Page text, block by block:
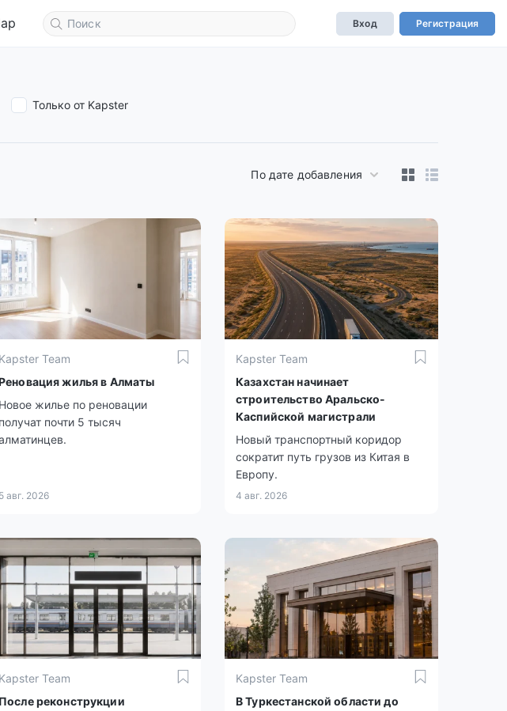
Вход Регистрация
Только от Kapster
По дате добавления
Kapster Team
жилья в Алматы
Новое жилье по реновации
получат почти 5 тысяч
5 авг. 2026
Kapster Team
Казахстан начинает
строительство Аральско-
Каспийской магистрали
Новый транспортный коридор
сократит путь грузов из Китая в
Европу.
4 авг. 2026
Kapster Team
После реконструкции
Kapster Team
В Туркестанской области до